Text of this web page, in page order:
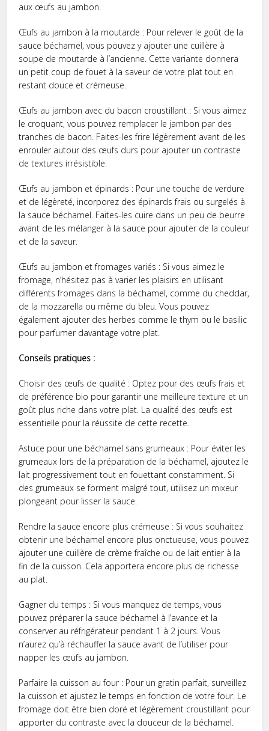
aux œufs au jambon.
Œufs au jambon à la moutarde : Pour relever le goût de la
sauce béchamel, vous pouvez y ajouter une cuillère à
soupe de moutarde à l’ancienne. Cette variante donnera
un petit coup de fouet à la saveur de votre plat tout en
restant douce et crémeuse.
Œufs au jambon avec du bacon croustillant : Si vous aimez
le croquant, vous pouvez remplacer le jambon par des
tranches de bacon. Faites-les frire légèrement avant de les
enrouler autour des œufs durs pour ajouter un contraste
de textures irrésistible.
Œufs au jambon et épinards : Pour une touche de verdure
et de légèreté, incorporez des épinards frais ou surgelés à
la sauce béchamel. Faites-les cuire dans un peu de beurre
avant de les mélanger à la sauce pour ajouter de la couleur
et de la saveur.
Œufs au jambon et fromages variés : Si vous aimez le
fromage, n’hésitez pas à varier les plaisirs en utilisant
différents fromages dans la béchamel, comme du cheddar,
de la mozzarella ou même du bleu. Vous pouvez
également ajouter des herbes comme le thym ou le basilic
pour parfumer davantage votre plat.
Conseils pratiques :
Choisir des œufs de qualité : Optez pour des œufs frais et
de préférence bio pour garantir une meilleure texture et un
goût plus riche dans votre plat. La qualité des œufs est
essentielle pour la réussite de cette recette.
Astuce pour une béchamel sans grumeaux : Pour éviter les
grumeaux lors de la préparation de la béchamel, ajoutez le
lait progressivement tout en fouettant constamment. Si
des grumeaux se forment malgré tout, utilisez un mixeur
plongeant pour lisser la sauce.
Rendre la sauce encore plus crémeuse : Si vous souhaitez
obtenir une béchamel encore plus onctueuse, vous pouvez
ajouter une cuillère de crème fraîche ou de lait entier à la
fin de la cuisson. Cela apportera encore plus de richesse
au plat.
Gagner du temps : Si vous manquez de temps, vous
pouvez préparer la sauce béchamel à l’avance et la
conserver au réfrigérateur pendant 1 à 2 jours. Vous
n’aurez qu’à réchauffer la sauce avant de l’utiliser pour
napper les œufs au jambon.
Parfaire la cuisson au four : Pour un gratin parfait, surveillez
la cuisson et ajustez le temps en fonction de votre four. Le
fromage doit être bien doré et légèrement croustillant pour
apporter du contraste avec la douceur de la béchamel.